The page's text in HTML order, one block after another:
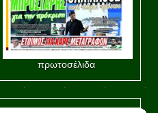
πρωτοσέλιδα